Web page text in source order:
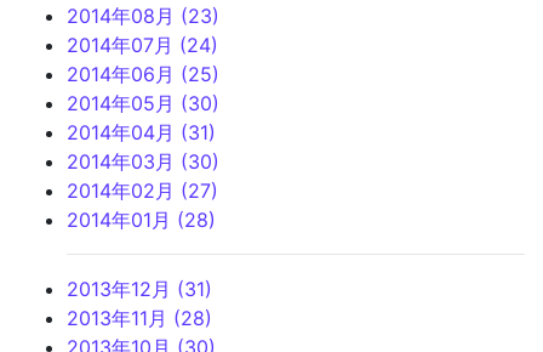
2014年08月 (23)
2014年07月 (24)
2014年06月 (25)
2014年05月 (30)
2014年04月 (31)
2014年03月 (30)
2014年02月 (27)
2014年01月 (28)
2013年12月 (31)
2013年11月 (28)
2013年10月 (30)